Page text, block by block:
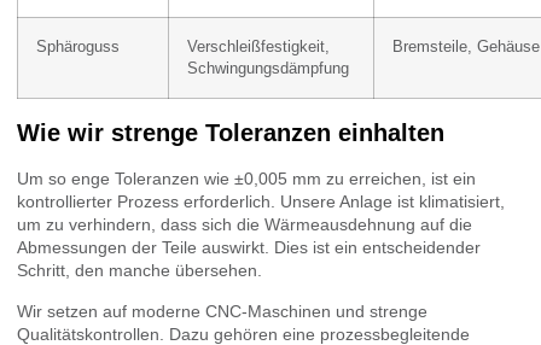
Sphäroguss
Verschleißfestigkeit,
Schwingungsdämpfung
Bremsteile, Gehäuse
Wie wir strenge Toleranzen einhalten
Um so enge Toleranzen wie ±0,005 mm zu erreichen, ist ein
kontrollierter Prozess erforderlich. Unsere Anlage ist klimatisiert,
um zu verhindern, dass sich die Wärmeausdehnung auf die
Abmessungen der Teile auswirkt. Dies ist ein entscheidender
Schritt, den manche übersehen.
Wir setzen auf moderne CNC-Maschinen und strenge
Qualitätskontrollen. Dazu gehören eine prozessbegleitende